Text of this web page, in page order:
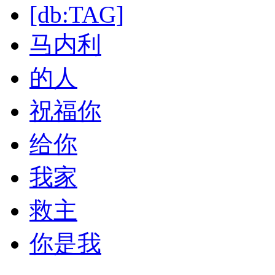
[db:TAG]
马内利
的人
祝福你
给你
我家
救主
你是我